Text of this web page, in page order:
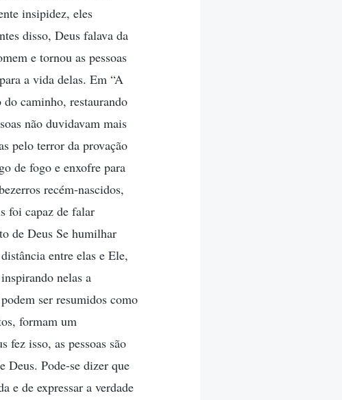
insipidez, eles
disso, Deus falava da
e tornou as pessoas
a vida delas. Em “A
caminho, restaurando
não duvidavam mais
pelo terror da provação
de fogo e enxofre para
recém-nascidos,
foi capaz de falar
de Deus Se humilhar
entre elas e Ele,
nelas a
ser resumidos como
formam um
fez isso, as pessoas são
Deus. Pode-se dizer que
e de expressar a verdade